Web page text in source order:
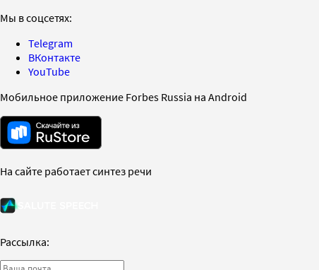
Мы в соцсетях:
Telegram
ВКонтакте
YouTube
Мобильное приложение Forbes Russia на Android
На сайте работает синтез речи
Рассылка: